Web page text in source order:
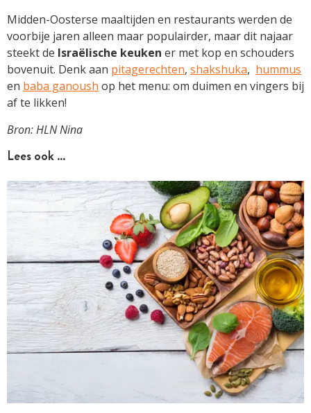
Midden-Oosterse maaltijden en restaurants werden de
voorbije jaren alleen maar populairder, maar dit najaar
steekt de Israëlische keuken er met kop en schouders
bovenuit. Denk aan pitagerechten, shakshuka, hummus
en baba ganoush op het menu: om duimen en vingers bij
af te likken!
Bron: HLN Nina
Lees ook …